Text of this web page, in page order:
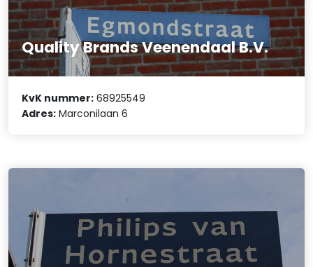
Quality Brands Veenendaal B.V.
KvK nummer: 68925549
Adres: Marconilaan 6